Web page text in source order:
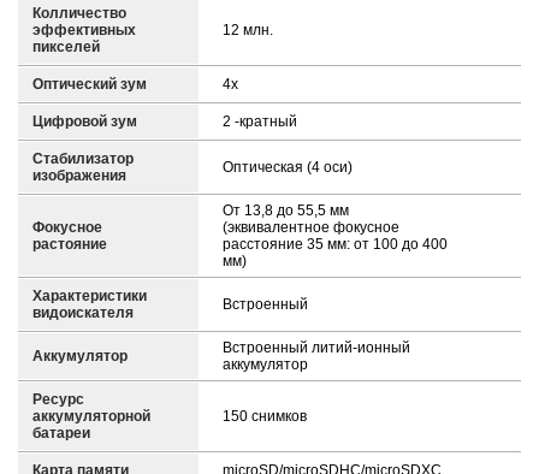
Колличество
эффективных
пикселей
12 млн.
Оптический зум 4x
Цифровой зум 2 -кратный
Стабилизатор
изображения
Оптическая (4 оси)
Фокусное
растояние
От 13,8 до 55,5 мм
(эквивалентное фокусное
расстояние 35 мм: от 100 до 400
мм)
Характеристики
видоискателя
Встроенный
Аккумулятор
Встроенный литий-ионный
аккумулятор
Ресурс
аккумуляторной
батареи
150 снимков
Карта памяти microSD/microSDHC/microSDXC